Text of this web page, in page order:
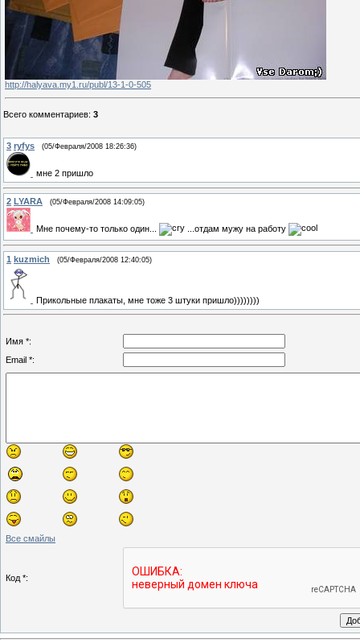
http://halyava.my1.ru/publ/13-1-0-505
Всего комментариев: 3
3 ryfys (05/Февраля/2008 18:26:36)
мне 2 пришло
2 LYARA (05/Февраля/2008 14:09:05)
Мне почему-то только один... ...отдам мужу на работу
1 kuzmich (05/Февраля/2008 12:40:05)
Прикольные плакаты, мне тоже 3 штуки пришло))))))))
Имя *:
Email *:
Все смайлы
Код *: